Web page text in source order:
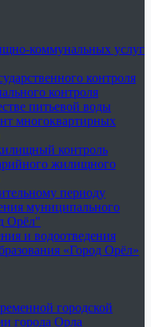
коммунальных услуг
контроля
контроля
питьевой воды
многоквартирных
контроль
жилищного
периоду
муниципального
Орёл"
и водоотведения
«Город Орёл»
городской
города Орла